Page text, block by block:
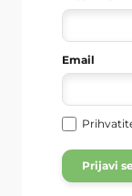
Email
Prijavi se